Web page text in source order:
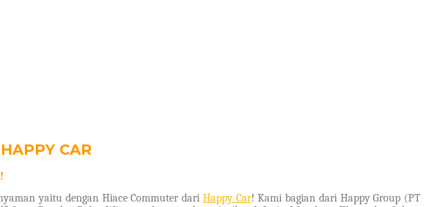
CAR
yaitu dengan Hiace Commuter dari Happy Car! Kami bagian dari Happy Group (PT